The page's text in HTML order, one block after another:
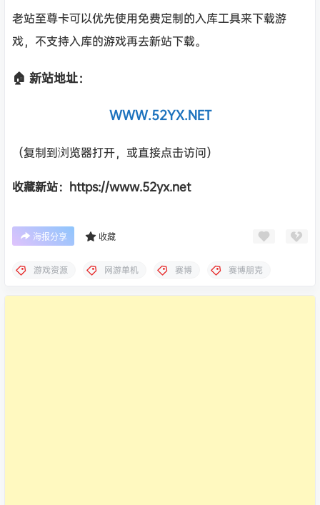
老站至尊卡可以优先使用免费定制的入库工具来下载游
戏，不支持入库的游戏再去新站下载。
🏠 新站地址：
WWW.52YX.NET
（复制到浏览器打开，或直接点击访问）
收藏新站：https://www.52yx.net
海报分享 收藏
游戏资源 网游单机 赛博 赛博朋克